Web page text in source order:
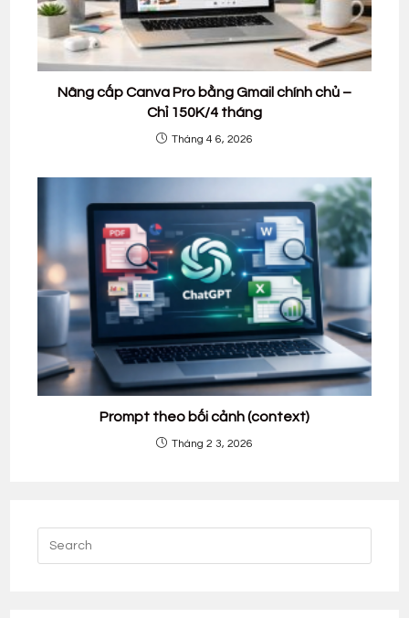
Nâng cấp Canva Pro bằng Gmail chính chủ –
Chỉ 150K/4 tháng
Tháng 4 6, 2026
Prompt theo bối cảnh (context)
Tháng 2 3, 2026